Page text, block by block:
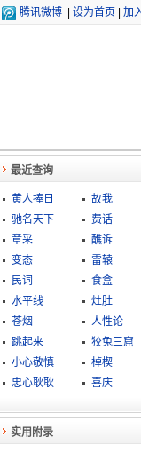
腾讯微博 设为首页 加
最近查询
黄人捧日
故我
驰名天下
费话
章采
醮诉
变态
雷辕
民词
食盒
水平线
灶肚
苍烟
人性论
跳起来
狡兔三窟
小心敬慎
棹楔
忠心耿耿
喜庆
实用附录